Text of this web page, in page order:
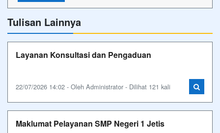
Tulisan Lainnya
Layanan Konsultasi dan Pengaduan
22/07/2026 14:02 - Oleh Administrator - Dilihat 121 kali
Maklumat Pelayanan SMP Negeri 1 Jetis